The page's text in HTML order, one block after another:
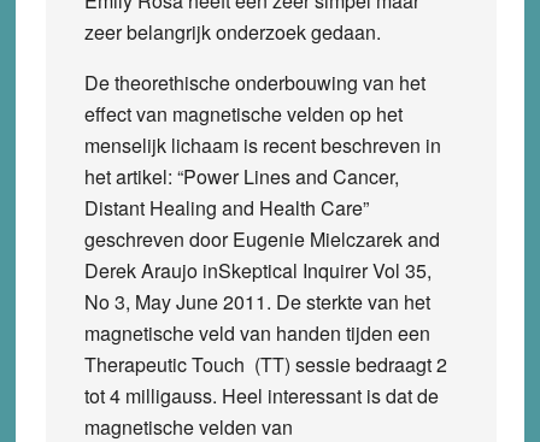
zeer belangrijk onderzoek gedaan.
De theorethische onderbouwing van het
effect van magnetische velden op het
menselijk lichaam is recent beschreven in
het artikel: “Power Lines and Cancer,
Distant Healing and Health Care”
geschreven door Eugenie Mielczarek and
Derek Araujo inSkeptical Inquirer Vol 35,
No 3, May June 2011. De sterkte van het
magnetische veld van handen tijden een
Therapeutic Touch (TT) sessie bedraagt 2
tot 4 milligauss. Heel interessant is dat de
magnetische velden van